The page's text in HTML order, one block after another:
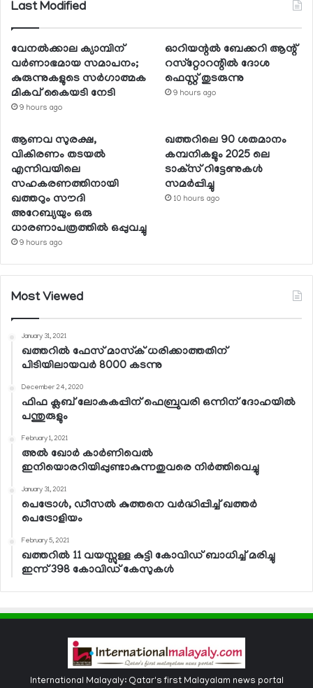
Last Modified
വേനല്‍ക്കാല ക്യാമ്പിന്
വര്‍ണാഭമായ സമാപനം;
കുരുന്നുകളുടെ സര്‍ഗാത്മക
മികവ് കൈയടി നേടി
9 hours ago
ഓറിയന്റല്‍ ബേക്കറി ആന്റ്
റസ്‌റ്റോറന്റില്‍ ദോശ
ഫെസ്റ്റ് തുടരുന്നു
9 hours ago
ആണവ സുരക്ഷ,
വികിരണം തടയല്‍
എന്നിവയിലെ
സഹകരണത്തിനായി
ഖത്തറും സൗദി
അറേബ്യയും ഒരു
ധാരണാപത്രത്തില്‍ ഒപ്പുവച്ചു
9 hours ago
ഖത്തറിലെ 90 ശതമാനം
കമ്പനികളും 2025 ലെ
ടാക്‌സ് റിട്ടേണുകള്‍
സമര്‍പ്പിച്ചു
10 hours ago
Most Viewed
January 31, 2021
ഖത്തറില്‍ ഫേസ് മാസ്‌ക് ധരിക്കാത്തതിന്
പിടിയിലായവര്‍ 8000 കടന്നു
December 24, 2020
ഫിഫ ക്ലബ് ലോകകപ്പിന് ഫെബ്രുവരി ഒന്നിന് ദോഹയില്‍
പന്തുരുളും
February 1, 2021
അല്‍ ഖോര്‍ കാര്‍ണിവെല്‍
ഇനിയൊരറിയിപ്പുണ്ടാകുന്നതുവരെ നിര്‍ത്തിവെച്ചു
January 31, 2021
പെട്രോള്‍, ഡീസല്‍ കുത്തനെ വര്‍ദ്ധിപ്പിച്ച് ഖത്തര്‍
പെട്രോളിയം
February 5, 2021
ഖത്തറില്‍ 11 വയസ്സുള്ള കുട്ടി കോവിഡ് ബാധിച്ച് മരിച്ചു
ഇന്ന് 398 കോവിഡ് കേസുകള്‍
International Malayaly: Qatar's first Malayalam news portal